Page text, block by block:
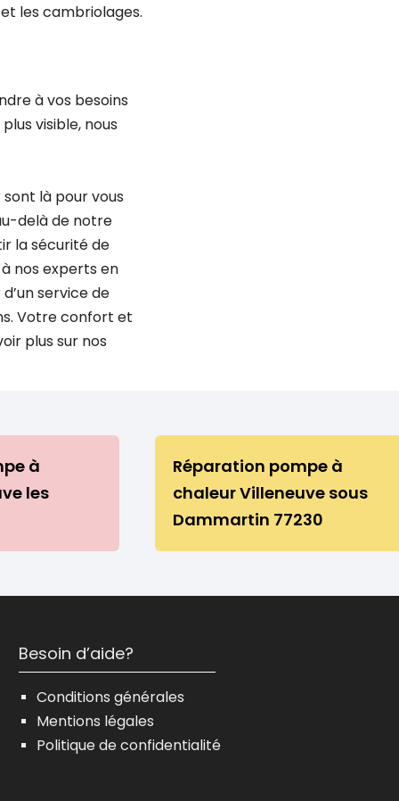
les cambriolages.
à vos besoins
visible, nous
là pour vous
delà de notre
la sécurité de
nos experts en
service de
Votre confort et
plus sur nos
à
les
Réparation pompe à
chaleur Villeneuve sous
Dammartin 77230
Besoin d’aide?
Conditions générales
Mentions légales
Politique de confidentialité